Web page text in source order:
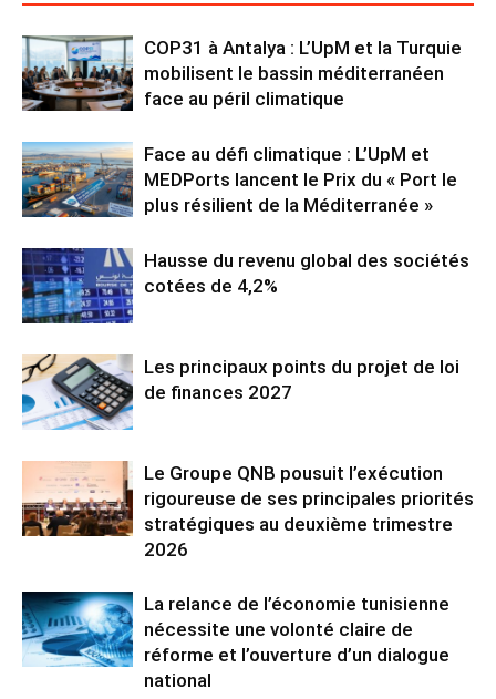
COP31 à Antalya : L’UpM et la Turquie
mobilisent le bassin méditerranéen
face au péril climatique
Face au défi climatique : L’UpM et
MEDPorts lancent le Prix du « Port le
plus résilient de la Méditerranée »
Hausse du revenu global des sociétés
cotées de 4,2%
Les principaux points du projet de loi
de finances 2027
Le Groupe QNB pousuit l’exécution
rigoureuse de ses principales priorités
stratégiques au deuxième trimestre
2026
La relance de l’économie tunisienne
nécessite une volonté claire de
réforme et l’ouverture d’un dialogue
national